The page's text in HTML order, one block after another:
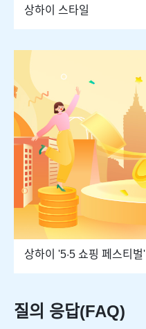
상하이 스타일
상하이 '5·5 쇼핑 페스티벌'
질의 응답(FAQ)